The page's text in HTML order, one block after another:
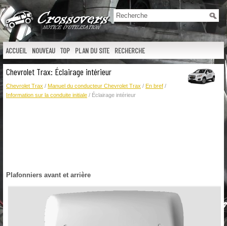
ACCUEIL NOUVEAU TOP PLAN DU SITE RECHERCHE
Chevrolet Trax: Éclairage intérieur
Chevrolet Trax / Manuel du conducteur Chevrolet Trax / En bref /
Information sur la conduite initiale / Éclairage intérieur
Plafonniers avant et arrière